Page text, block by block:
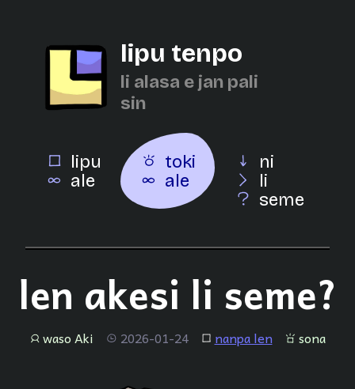
lipu tenpo
li alasa e jan pali
sin
lipu
ale
toki
ale
ni
li
seme
len akesi li seme?
janwaso Aki tenpo 2026-01-24 lipu nanpa len sona sona